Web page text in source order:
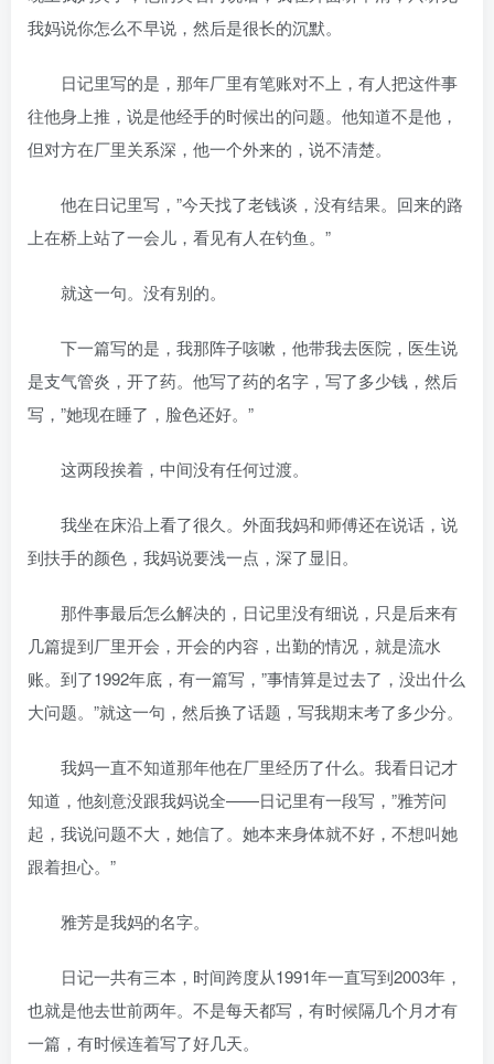
我妈说你怎么不早说，然后是很长的沉默。
日记里写的是，那年厂里有笔账对不上，有人把这件事
往他身上推，说是他经手的时候出的问题。他知道不是他，
但对方在厂里关系深，他一个外来的，说不清楚。
他在日记里写，”今天找了老钱谈，没有结果。回来的路
上在桥上站了一会儿，看见有人在钓鱼。”
就这一句。没有别的。
下一篇写的是，我那阵子咳嗽，他带我去医院，医生说
是支气管炎，开了药。他写了药的名字，写了多少钱，然后
写，”她现在睡了，脸色还好。”
这两段挨着，中间没有任何过渡。
我坐在床沿上看了很久。外面我妈和师傅还在说话，说
到扶手的颜色，我妈说要浅一点，深了显旧。
那件事最后怎么解决的，日记里没有细说，只是后来有
几篇提到厂里开会，开会的内容，出勤的情况，就是流水
账。到了1992年底，有一篇写，”事情算是过去了，没出什么
大问题。”就这一句，然后换了话题，写我期末考了多少分。
我妈一直不知道那年他在厂里经历了什么。我看日记才
知道，他刻意没跟我妈说全——日记里有一段写，”雅芳问
起，我说问题不大，她信了。她本来身体就不好，不想叫她
跟着担心。”
雅芳是我妈的名字。
日记一共有三本，时间跨度从1991年一直写到2003年，
也就是他去世前两年。不是每天都写，有时候隔几个月才有
一篇，有时候连着写了好几天。